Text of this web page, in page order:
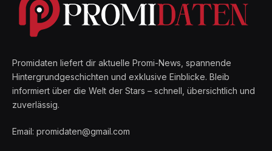
Promidaten liefert dir aktuelle Promi-News, spannende
Hintergrundgeschichten und exklusive Einblicke. Bleib
informiert über die Welt der Stars – schnell, übersichtlich und
zuverlässig.
Email: promidaten@gmail.com